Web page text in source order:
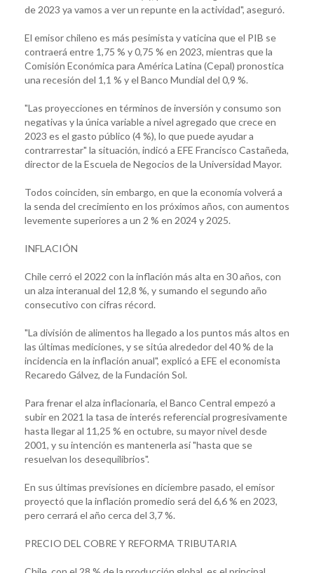
de 2023 ya vamos a ver un repunte en la actividad", aseguró.
El emisor chileno es más pesimista y vaticina que el PIB se
contraerá entre 1,75 % y 0,75 % en 2023, mientras que la
Comisión Económica para América Latina (Cepal) pronostica
una recesión del 1,1 % y el Banco Mundial del 0,9 %.
"Las proyecciones en términos de inversión y consumo son
negativas y la única variable a nivel agregado que crece en
2023 es el gasto público (4 %), lo que puede ayudar a
contrarrestar" la situación, indicó a EFE Francisco Castañeda,
director de la Escuela de Negocios de la Universidad Mayor.
Todos coinciden, sin embargo, en que la economía volverá a
la senda del crecimiento en los próximos años, con aumentos
levemente superiores a un 2 % en 2024 y 2025.
INFLACIÓN
Chile cerró el 2022 con la inflación más alta en 30 años, con
un alza interanual del 12,8 %, y sumando el segundo año
consecutivo con cifras récord.
"La división de alimentos ha llegado a los puntos más altos en
las últimas mediciones, y se sitúa alrededor del 40 % de la
incidencia en la inflación anual", explicó a EFE el economista
Recaredo Gálvez, de la Fundación Sol.
Para frenar el alza inflacionaria, el Banco Central empezó a
subir en 2021 la tasa de interés referencial progresivamente
hasta llegar al 11,25 % en octubre, su mayor nivel desde
2001, y su intención es mantenerla así "hasta que se
resuelvan los desequilibrios".
En sus últimas previsiones en diciembre pasado, el emisor
proyectó que la inflación promedio será del 6,6 % en 2023,
pero cerrará el año cerca del 3,7 %.
PRECIO DEL COBRE Y REFORMA TRIBUTARIA